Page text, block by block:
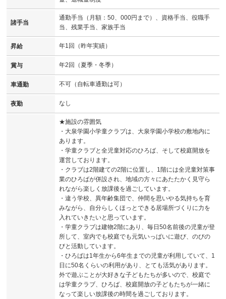
諸手当
通勤手当（月額：50、000円まで）、資格手当、役職手
当、残業手当、家族手当
昇給 年1回（昨年実績）
賞与 年2回（夏季・冬季）
車通勤 不可（自転車通勤は可）
夜勤 なし
★施設の雰囲気
・大泉学園小学童クラブは、大泉学園小学校の敷地内に
あります。
・学童クラブと全児童対応のひろば、そして校庭開放を
運営しております。
・クラブは2階建ての2階に位置し、1階には全児童対策事
業のひろばが併設され、地域の方々にあたたかく見守ら
れながら楽しく放課後を過ごしています。
・違う学校、異年齢集団で、仲間を思いやる気持ちを育
みながら、自分らしくほっとできる居場所づくりに力を
入れていきたいと思っています。
・学童クラブは建物2階にあり、毎日50名前後の児童が登
所して、室内でも校庭でも元気いっぱいに遊び、のびの
びと活動しています。
・ひろばは1年生から6年生までの児童が利用していて、1
日に50名くらいの利用があり、とても活気があります。
外で遊ぶことが大好きな子どもたちが多いので、校庭で
は学童クラブ、ひろば、校庭開放の子どもたちが一緒に
なって楽しい放課後の時間を過ごしております。